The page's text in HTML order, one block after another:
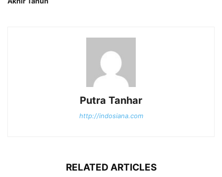
Putra Tanhar
http://indosiana.com
RELATED ARTICLES